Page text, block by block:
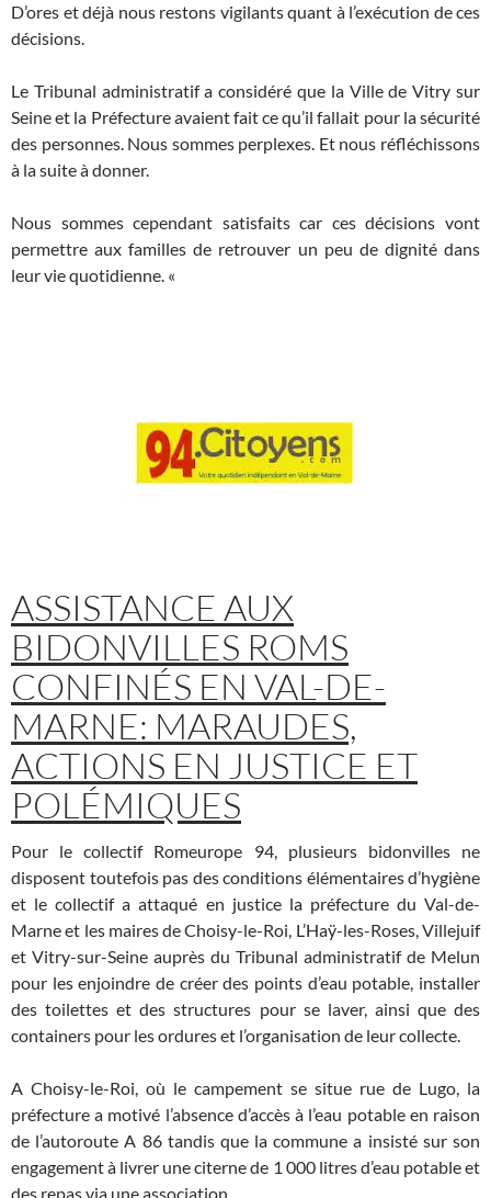
D’ores et déjà nous restons vigilants quant à l’exécution de ces
décisions.
Le Tribunal administratif a considéré que la Ville de Vitry sur
Seine et la Préfecture avaient fait ce qu’il fallait pour la sécurité
des personnes. Nous sommes perplexes. Et nous réfléchissons
à la suite à donner.
Nous sommes cependant satisfaits car ces décisions vont
permettre aux familles de retrouver un peu de dignité dans
leur vie quotidienne. «
ASSISTANCE AUX
BIDONVILLES ROMS
CONFINÉS EN VAL-DE-
MARNE: MARAUDES,
ACTIONS EN JUSTICE ET
POLÉMIQUES
Pour le collectif Romeurope 94, plusieurs bidonvilles ne
disposent toutefois pas des conditions élémentaires d’hygiène
et le collectif a attaqué en justice la préfecture du Val-de-
Marne et les maires de Choisy-le-Roi, L’Haÿ-les-Roses, Villejuif
et Vitry-sur-Seine auprès du Tribunal administratif de Melun
pour les enjoindre de créer des points d’eau potable, installer
des toilettes et des structures pour se laver, ainsi que des
containers pour les ordures et l’organisation de leur collecte.
A Choisy-le-Roi, où le campement se situe rue de Lugo, la
préfecture a motivé l’absence d’accès à l’eau potable en raison
de l’autoroute A 86 tandis que la commune a insisté sur son
engagement à livrer une citerne de 1 000 litres d’eau potable et
des repas via une association.